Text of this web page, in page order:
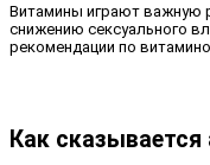
Витамины играют важную
снижению сексуального
рекомендации по
Как